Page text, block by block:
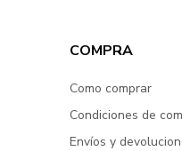
COMPRA
Como comprar
Condiciones de
Envíos y